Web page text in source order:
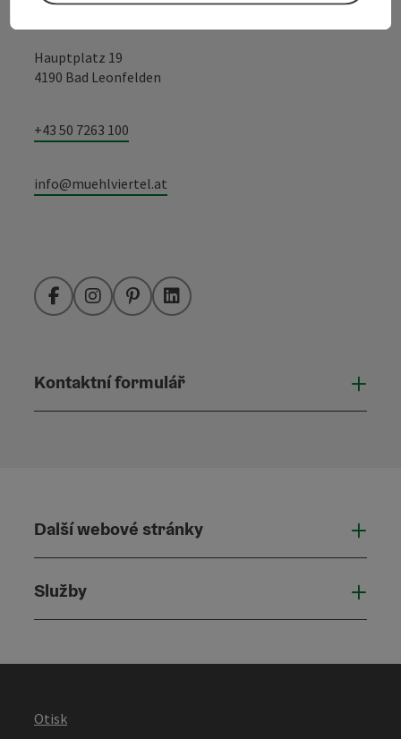
Hauptplatz 19
4190 Bad Leonfelden
+43 50 7263 100
info@muehlviertel.at
FacebookInstagramPinterestLinkedIn
Kontaktní formulář
Další webové stránky
Služby
Otisk